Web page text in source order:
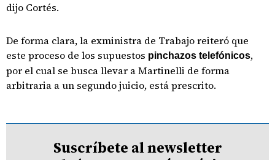
dijo Cortés.
De forma clara, la exministra de Trabajo reiteró que
este proceso de los supuestos pinchazos telefónicos,
por el cual se busca llevar a Martinelli de forma
arbitraria a un segundo juicio, está prescrito.
Suscríbete al newsletter